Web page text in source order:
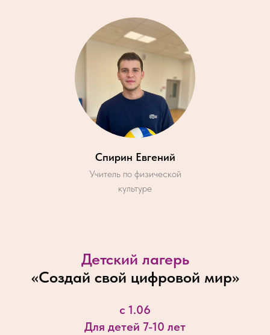
Спирин Евгений
Учитель по физической
культуре
Детский лагерь
«Создай свой цифровой мир»
с 1.06
Для детей 7-10 лет